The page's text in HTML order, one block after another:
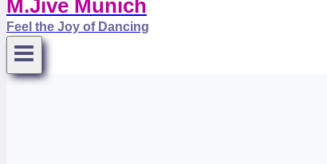
M.Jive Munich
Feel the Joy of Dancing